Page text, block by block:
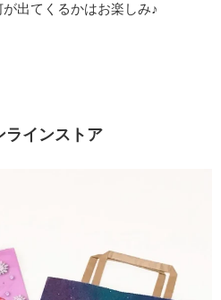
出てくるかはお楽しみ♪
ラインストア